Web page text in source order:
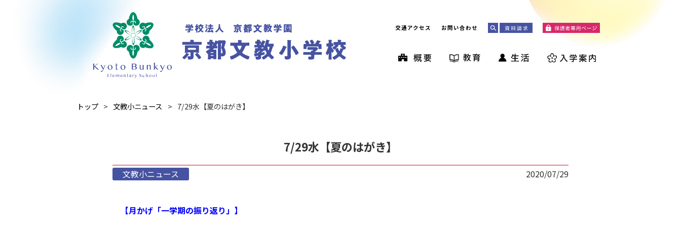
交通アクセス お問い合わせ
トップ 文教小ニュース 7/29水【夏のはがき】
7/29水【夏のはがき】
文教小ニュース 2020/07/29
【月かげ「一学期の振り返り」】